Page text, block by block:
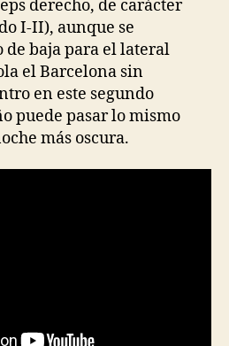
derecho, de carácter
I-II), aunque se
de baja para el lateral
el Barcelona sin
en este segundo
puede pasar lo mismo
más oscura.